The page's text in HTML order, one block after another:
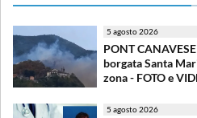
5 agosto 2026
PONT
borgata Santa
zona - FOTO e
5 agosto 2026